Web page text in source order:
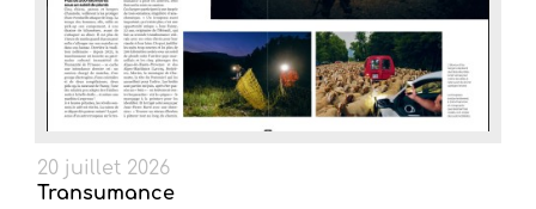
20 juillet 2026
Transumance